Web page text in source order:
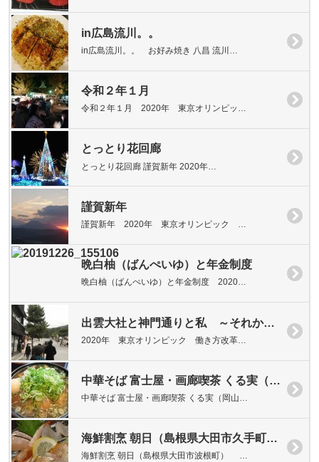
in広島流川。。
in広島流川。。 お好み焼き 八昌 流川…
令和２年１月
令和２年１月 2020年 東京オリンピッ…
とっとり花回廊
とっとり花回廊 謹賀新年 2020年…
謹賀新年
謹賀新年 2020年 東京オリンピック …
晩白柚（ばんぺいゆ）と年金制度
晩白柚（ばんぺいゆ）と年金制度 2020…
出雲大社と神門通りと私 ～それから焼肉～
2020年 東京オリンピック 働き方改革…
中華そば 富士屋・画廊喫茶 くる実（岡山県岡山市北区奉還町）
中華そば 富士屋・画廊喫茶 くる実（岡山…
海鮮割烹 朝日（島根県大田市久手町波根西）
海鮮割烹 朝日（島根県大田市波根町） …